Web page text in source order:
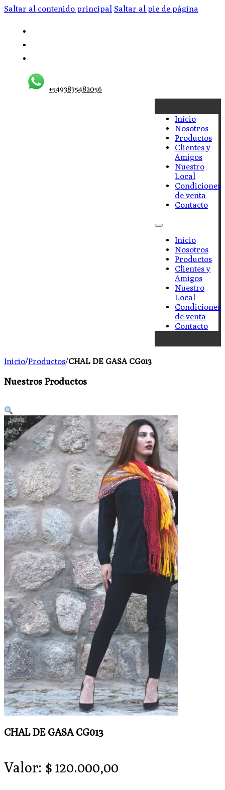
Saltar al contenido principal Saltar al pie de página
+5493835482056
Inicio
Nosotros
Productos
Clientes y
Amigos
Nuestro
Local
Condiciones
de venta
Contacto
Inicio
Nosotros
Productos
Clientes y
Amigos
Nuestro
Local
Condiciones
de venta
Contacto
Inicio/Productos/CHAL DE GASA CG013
Nuestros Productos
CHAL DE GASA CG013
Valor: $ 120.000,00